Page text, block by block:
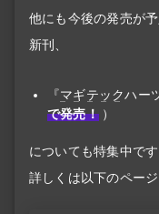
他にも今後の発売が
新刊、
『マギテックハー
で発売！ ）
についても特集中です
詳しくは以下のページ